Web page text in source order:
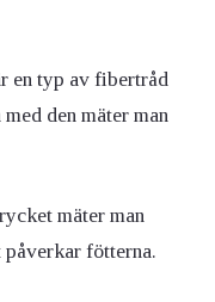
en typ av fibertråd
den mäter man
mäter man
fötterna.